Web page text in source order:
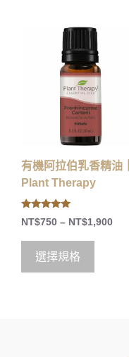
有機阿拉伯乳香精油｜
Plant Therapy
5.00
out of 5
NT$750 – NT$1,900
選擇規格